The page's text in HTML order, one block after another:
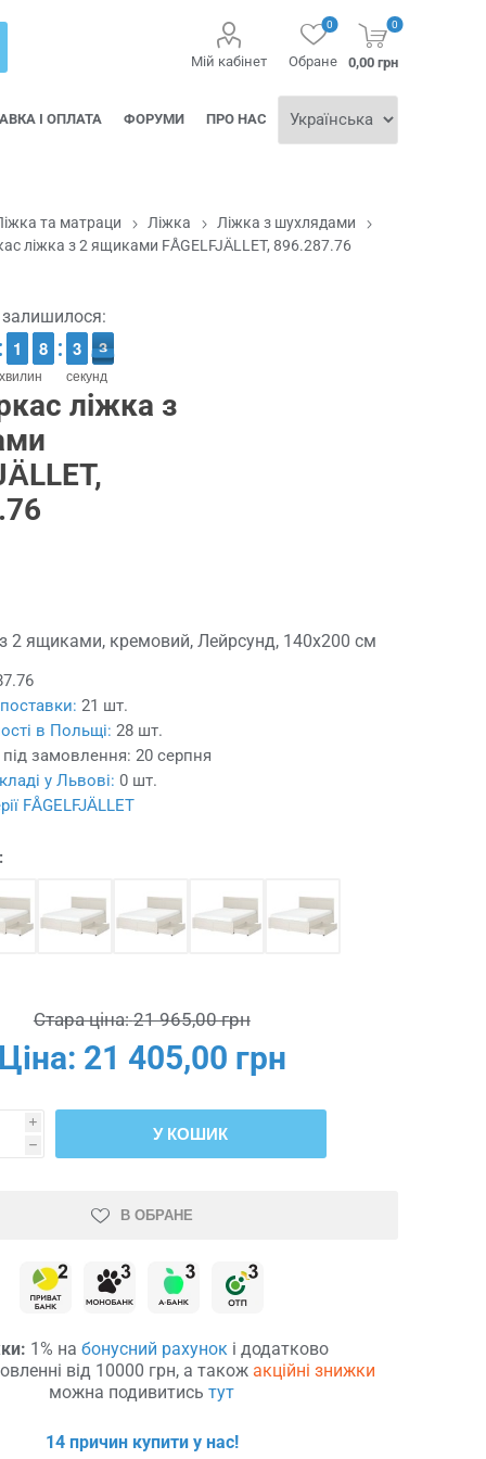
Мій кабінет Обране
0 0
0,00 грн
І ОПЛАТА ФОРУМИ ПРО НАС
та матраци Ліжка
Ліжка з шухлядами
ліжка з 2 ящиками FÅGELFJÄLLET, 896.287.76
залишилося:
хвилин
1
1
1
1 7
7
8
8
секунд
4
3
3 3
2
2
ліжка з
2 ящиками, кремовий, Лейрсунд, 140x200 см
21 шт.
в Польщі: 28 шт.
замовлення: 20 серпня
у Львові: 0 шт.
FÅGELFJÄLLET
Стара ціна: 21 965,00 грн
Ціна: 21 405,00 грн
i
h
У КОШИК
В ОБРАНЕ
1% на бонусний рахунок і додатково
від 10000 грн, а такожакційні знижки
можна подивитисьтут
14 причин купити у нас!